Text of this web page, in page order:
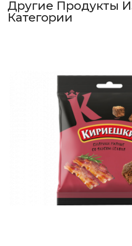
Другие Продукты
Категории